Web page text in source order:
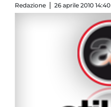
Redazione 26 aprile 2010 14:40